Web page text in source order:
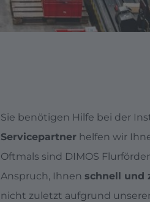
Sie benötigen Hilfe bei der
Servicepartner helfen wir
Oftmals sind DIMOS
Anspruch, Ihnen schnell und
nicht zuletzt aufgrund